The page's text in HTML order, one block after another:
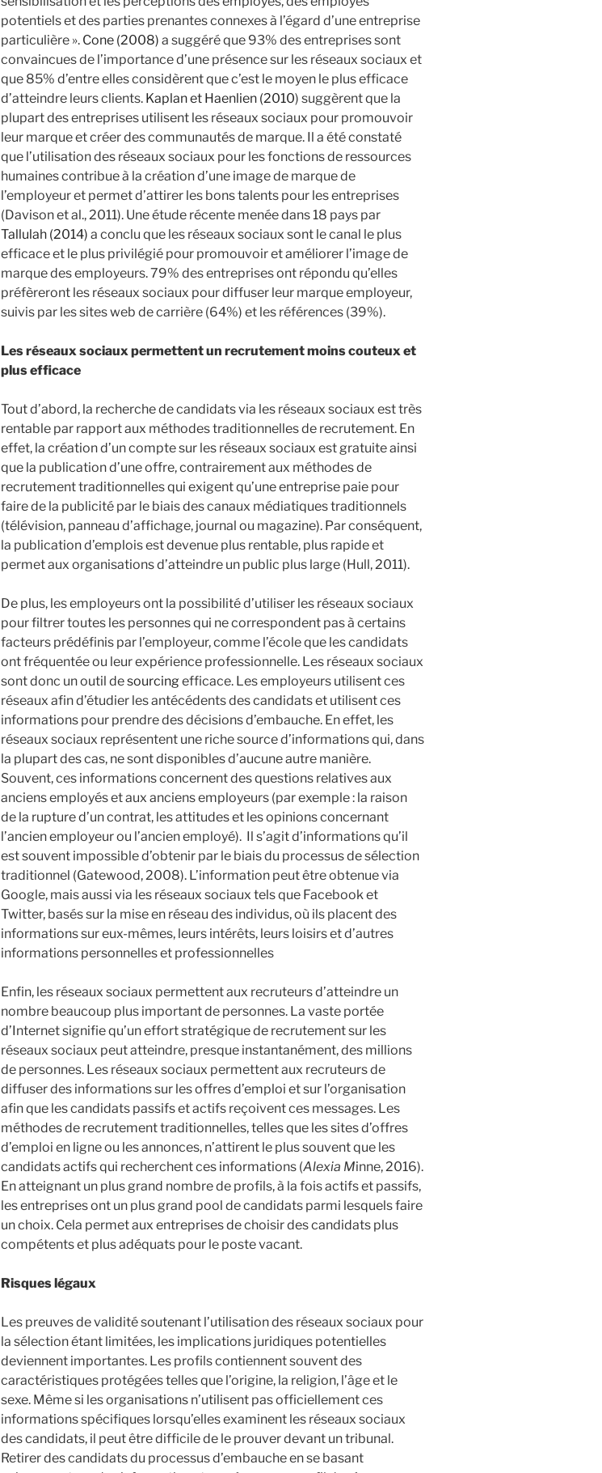
potentiels et des parties prenantes connexes à l’égard d’une entreprise
particulière ». Cone (2008) a suggéré que 93% des entreprises sont
convaincues de l’importance d’une présence sur les réseaux sociaux et
que 85% d’entre elles considèrent que c’est le moyen le plus efficace
d’atteindre leurs clients. Kaplan et Haenlien (2010) suggèrent que la
plupart des entreprises utilisent les réseaux sociaux pour promouvoir
leur marque et créer des communautés de marque. Il a été constaté
que l’utilisation des réseaux sociaux pour les fonctions de ressources
humaines contribue à la création d’une image de marque de
l’employeur et permet d’attirer les bons talents pour les entreprises
(Davison et al., 2011). Une étude récente menée dans 18 pays par
Tallulah (2014) a conclu que les réseaux sociaux sont le canal le plus
efficace et le plus privilégié pour promouvoir et améliorer l’image de
marque des employeurs. 79% des entreprises ont répondu qu’elles
préfèreront les réseaux sociaux pour diffuser leur marque employeur,
suivis par les sites web de carrière (64%) et les références (39%).
Les réseaux sociaux permettent un recrutement moins couteux et
plus efficace
Tout d’abord, la recherche de candidats via les réseaux sociaux est très
rentable par rapport aux méthodes traditionnelles de recrutement. En
effet, la création d’un compte sur les réseaux sociaux est gratuite ainsi
que la publication d’une offre, contrairement aux méthodes de
recrutement traditionnelles qui exigent qu’une entreprise paie pour
faire de la publicité par le biais des canaux médiatiques traditionnels
(télévision, panneau d’affichage, journal ou magazine). Par conséquent,
la publication d’emplois est devenue plus rentable, plus rapide et
permet aux organisations d’atteindre un public plus large (Hull, 2011).
De plus, les employeurs ont la possibilité d’utiliser les réseaux sociaux
pour filtrer toutes les personnes qui ne correspondent pas à certains
facteurs prédéfinis par l’employeur, comme l’école que les candidats
ont fréquentée ou leur expérience professionnelle. Les réseaux sociaux
sont donc un outil desourcingefficace. Les employeurs utilisent ces
réseaux afin d’étudier les antécédents des candidats et utilisent ces
informations pour prendre des décisions d’embauche. En effet, les
réseaux sociaux représentent une riche source d’informations qui, dans
la plupart des cas, ne sont disponibles d’aucune autre manière.
Souvent, ces informations concernent des questions relatives aux
anciens employés et aux anciens employeurs (par exemple : la raison
de la rupture d’un contrat, les attitudes et les opinions concernant
l’ancien employeur ou l’ancien employé). Il s’agit d’informations qu’il
est souvent impossible d’obtenir par le biais du processus de sélection
traditionnel (Gatewood, 2008). L’information peut être obtenue via
Google, mais aussi via les réseaux sociaux tels que Facebook et
Twitter, basés sur la mise en réseau des individus, où ils placent des
informations sur eux-mêmes, leurs intérêts, leurs loisirs et d’autres
informations personnelles et professionnelles
Enfin, les réseaux sociaux permettent aux recruteurs d’atteindre un
nombre beaucoup plus important de personnes. La vaste portée
d’Internet signifie qu’un effort stratégique de recrutement sur les
réseaux sociaux peut atteindre, presque instantanément, des millions
de personnes. Les réseaux sociaux permettent aux recruteurs de
diffuser des informations sur les offres d’emploi et sur l’organisation
afin que les candidats passifs et actifs reçoivent ces messages. Les
méthodes de recrutement traditionnelles, telles que les sites d’offres
d’emploi en ligne ou les annonces, n’attirent le plus souvent que les
candidats actifs qui recherchent ces informations (Alexia Minne, 2016).
En atteignant un plus grand nombre de profils, à la fois actifs et passifs,
les entreprises ont un plus grand pool de candidats parmi lesquels faire
un choix. Cela permet aux entreprises de choisir des candidats plus
compétents et plus adéquats pour le poste vacant.
Risques légaux
Les preuves de validité soutenant l’utilisation des réseaux sociaux pour
la sélection étant limitées, les implications juridiques potentielles
deviennent importantes. Les profils contiennent souvent des
caractéristiques protégées telles que l’origine, la religion, l’âge et le
sexe. Même si les organisations n’utilisent pas officiellement ces
informations spécifiques lorsqu’elles examinent les réseaux sociaux
des candidats, il peut être difficile de le prouver devant un tribunal.
Retirer des candidats du processus d’embauche en se basant